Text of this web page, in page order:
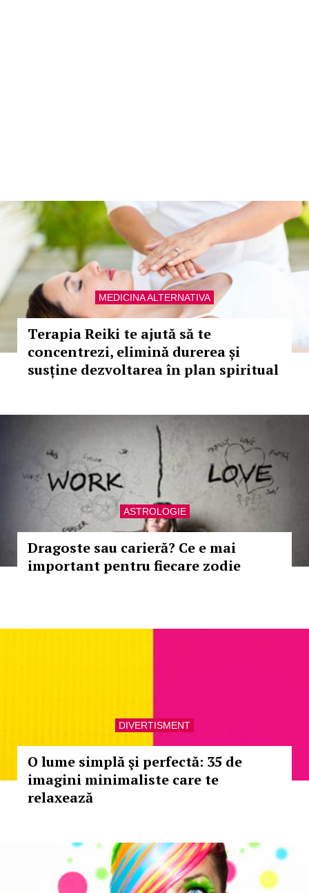
MEDICINA ALTERNATIVA
Terapia Reiki te ajută să te
concentrezi, elimină durerea și
susține dezvoltarea în plan spiritual
ASTROLOGIE
Dragoste sau carieră? Ce e mai
important pentru fiecare zodie
DIVERTISMENT
O lume simplă şi perfectă: 35 de
imagini minimaliste care te
relaxează